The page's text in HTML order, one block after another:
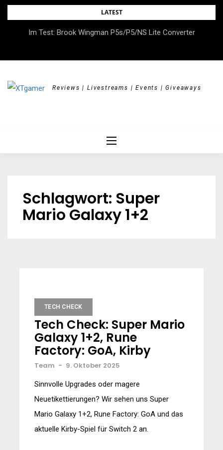
Skip
LATEST
Im Test: Brook Wingman P5s/P5/NS Lite Converter
DOK.fest München 2026 – Empowered, HerStory, Beyond
Reviews | Livestreams | Events | Giveaways
Schlagwort: Super
Mario Galaxy 1+2
TECH CHECK
Tech Check: Super Mario
Galaxy 1+2, Rune
Factory: GoA, Kirby
Team - 9. Oktober 2025
Sinnvolle Upgrades oder magere
Neuetikettierungen? Wir sehen uns Super
Mario Galaxy 1+2, Rune Factory: GoA und das
aktuelle Kirby-Spiel für Switch 2 an.